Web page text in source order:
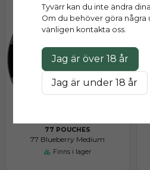
77 POUCHES
77 Blueberry Medium
Finns i lager
Tyvärr kan du inte ändra
Om du behöver göra några
vänligen kontakta oss.
Jag är över 18 år
Jag är under 18 år